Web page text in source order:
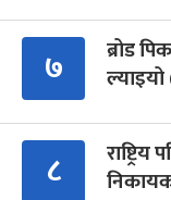
७
ब्रोड
८